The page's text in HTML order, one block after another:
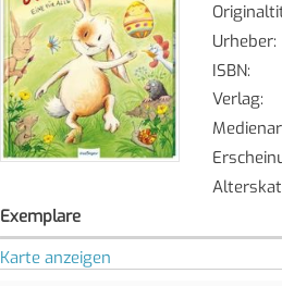
Urheber:
ISBN:
Verlag:
Exemplare
Karte anzeigen